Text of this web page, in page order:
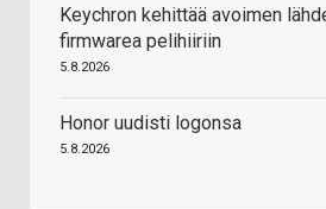
Keychron kehittää avoimen
firmwarea pelihiiriin
5.8.2026
Honor uudisti logonsa
5.8.2026